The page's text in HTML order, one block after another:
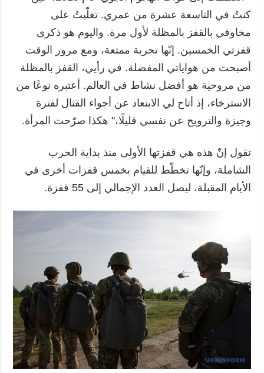
كنتُ في التاسعة عشرة من عمري. تغلّبتُ على
مخاوفي بالقفز بالمظلة لأول مرة. واليوم هو ذكرى
قفزتي الخمسين. إنّها تجربة ممتعة، ومع مرور الوقت
أصبحت من هواياتي المفضلة. في رأيي، القفز بالمظلة
من مروحية هو أفضل نشاط في العالم. أعتبره نوعًا من
الاسترخاء، إذ أتاح لي الابتعاد عن أجواء القتال لفترة
وجيزة والترويح عن نفسي قليلًا،" هكذا صرّحت المرأة.
تقول إنّ هذه هي قفزتها الأولى منذ بداية الحرب
الشاملة، وإنّها تخطّط للقيام بخمس قفزات أخرى في
الأيام المقبلة، ليصل العدد الإجمالي إلى 55 قفزة.